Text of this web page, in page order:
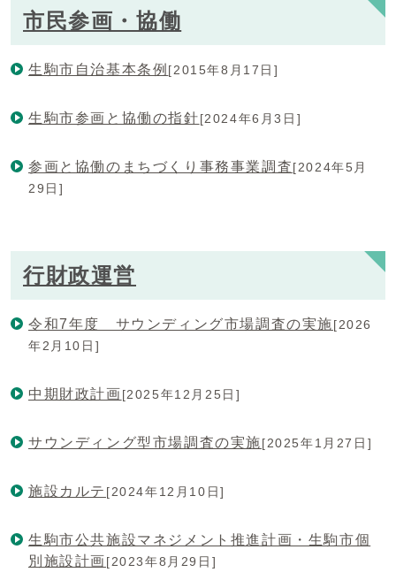
市民参画・協働
生駒市自治基本条例 [2015年8月17日]
生駒市参画と協働の指針[2024年6月3日]
参画と協働のまちづくり事務事業調査[2024年5月
29日]
行財政運営
令和7年度 サウンディング市場調査の実施[2026
年2月10日]
中期財政計画[2025年12月25日]
サウンディング型市場調査の実施[2025年1月27日]
施設カルテ [2024年12月10日]
生駒市公共施設マネジメント推進計画・生駒市個
別施設計画[2023年8月29日]